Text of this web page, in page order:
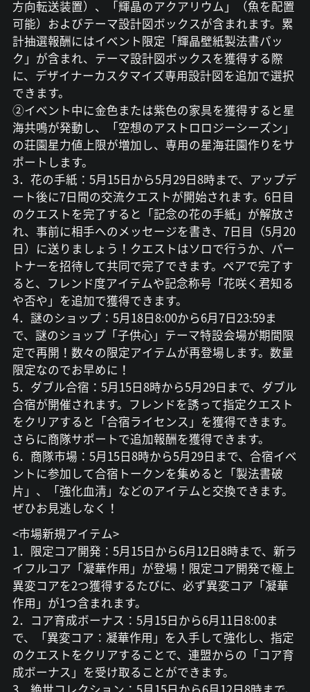
方向転送装置）、「輝晶のアクアリウム」（魚を配置
可能）およびテーマ設計図ボックスが含まれます。累
計抽選報酬にはイベント限定「輝晶壁紙製法書パッ
ク」が含まれ、テーマ設計図ボックスを獲得する際
に、デザイナーカスタマイズ専用設計図を追加で選択
できます。
②イベント中に金色または紫色の家具を獲得すると星
海共鳴が発動し、「空想のアストロロジーシーズン」
の荘園星力値上限が増加し、専用の星海荘園作りをサ
ポートします。
3．花の手紙：5月15日から5月29日8時まで、アップデ
ート後に7日間の交流クエストが開始されます。6日目
のクエストを完了すると「記念の花の手紙」が解放さ
れ、事前に相手へのメッセージを書き、7日目（5月20
日）に送りましょう！クエストはソロで行うか、パー
トナーを招待して共同で完了できます。ペアで完了す
ると、フレンド度アイテムや記念称号「花咲く君知る
や否や」を追加で獲得できます。
4．謎のショップ：5月18日8:00から6月7日23:59ま
で、謎のショップ「子供心」テーマ特設会場が期間限
定で再開！数々の限定アイテムが再登場します。数量
限定なのでお早めに！
5．ダブル合宿：5月15日8時から5月29日まで、ダブル
合宿が開催されます。フレンドを誘って指定クエスト
をクリアすると「合宿ライセンス」を獲得できます。
さらに商隊サポートで追加報酬を獲得できます。
6．商隊市場：5月15日8時から5月29日まで、合宿イベ
ントに参加して合宿トークンを集めると「製法書破
片」、「強化血清」などのアイテムと交換できます。
ぜひお見逃しなく！
<市場新規アイテム>
1．限定コア開発：5月15日から6月12日8時まで、新ラ
イフルコア「凝華作用」が登場！限定コア開発で極上
異変コアを2つ獲得するたびに、必ず異変コア「凝華
作用」が1つ含まれます。
2．コア育成ボーナス：5月15日から6月11日8:00ま
で、「異変コア：凝華作用」を入手して強化し、指定
のクエストをクリアすることで、連盟からの「コア育
成ボーナス」を受け取ることができます。